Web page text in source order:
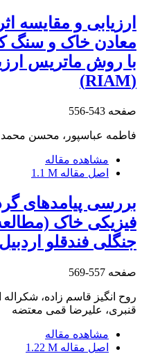
ارزیابی و
معادن خاک و سنگ
با روش ماتریس
(RIAM)
صفحه 543-556
فاطمه عباسپور، محسن
مشاهده مقاله
اصل مقاله 1.1 M
بررسی پیامدهای
فیزیکی خاک
جنگلی فندقلو
صفحه 557-569
روح انگیز قاسم زاده،
قنبری، علیرضا قمی معتضه
مشاهده مقاله
اصل مقاله 1.22 M